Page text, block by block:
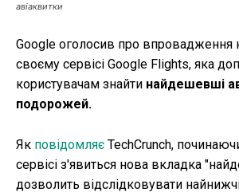
Ми в соц. мережах
авіаквитки
Google оголосив про впровадження
своєму сервісі Google Flights, яка
користувачам знайти найдешевші
подорожей.
Як повідомляє TechCrunch,
сервісі з'явиться нова вкладка
дозволить відслідковувати